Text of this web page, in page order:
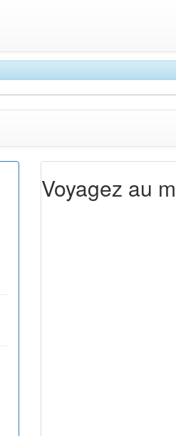
Voyagez au